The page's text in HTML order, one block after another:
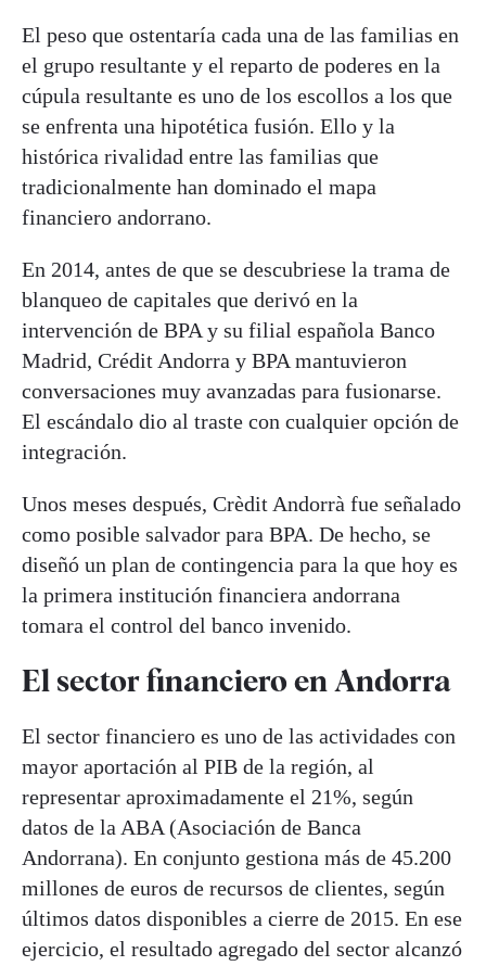
El peso que ostentaría cada una de las familias en
el grupo resultante y el reparto de poderes en la
cúpula resultante es uno de los escollos a los que
se enfrenta una hipotética fusión. Ello y la
histórica rivalidad entre las familias que
tradicionalmente han dominado el mapa
financiero andorrano.
En 2014, antes de que se descubriese la trama de
blanqueo de capitales que derivó en la
intervención de BPA y su filial española Banco
Madrid, Crédit Andorra y BPA mantuvieron
conversaciones muy avanzadas para fusionarse.
El escándalo dio al traste con cualquier opción de
integración.
Unos meses después, Crèdit Andorrà fue señalado
como posible salvador para BPA. De hecho, se
diseñó un plan de contingencia para la que hoy es
la primera institución financiera andorrana
tomara el control del banco invenido.
El sector financiero en Andorra
El sector financiero es uno de las actividades con
mayor aportación al PIB de la región, al
representar aproximadamente el 21%, según
datos de la ABA (Asociación de Banca
Andorrana). En conjunto gestiona más de 45.200
millones de euros de recursos de clientes, según
últimos datos disponibles a cierre de 2015. En ese
ejercicio, el resultado agregado del sector alcanzó